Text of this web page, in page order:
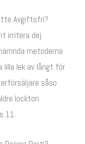
Avgiftsfri?
irritera dej
metoderna
lilla lek av långt för
såso
lockton
11.